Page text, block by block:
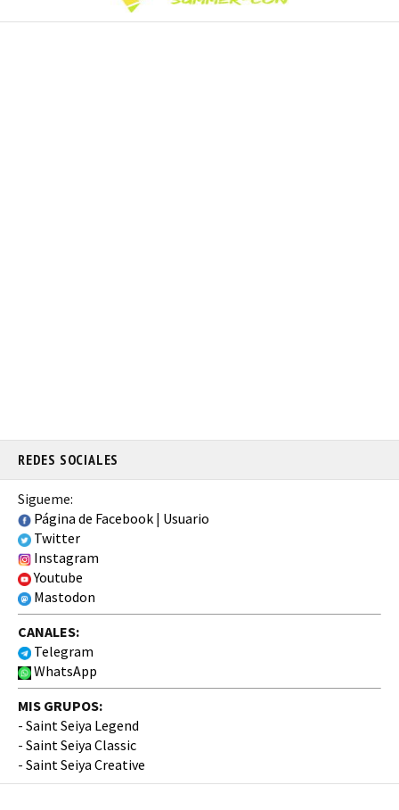
REDES SOCIALES
Sigueme:
Página de Facebook | Usuario
Twitter
Instagram
Youtube
Mastodon
CANALES:
Telegram
WhatsApp
MIS GRUPOS:
- Saint Seiya Legend
- Saint Seiya Classic
- Saint Seiya Creative